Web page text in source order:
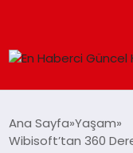
Ana Sayfa Yaşam
Wibisoft’tan 360